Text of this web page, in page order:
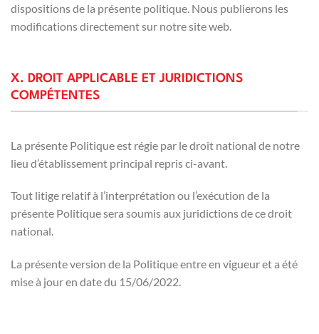
dispositions de la présente politique. Nous publierons les
modifications directement sur notre site web.
X. DROIT APPLICABLE ET JURIDICTIONS
COMPÉTENTES
La présente Politique est régie par le droit national de notre
lieu d’établissement principal repris ci-avant.
Tout litige relatif à l’interprétation ou l’exécution de la
présente Politique sera soumis aux juridictions de ce droit
national.
La présente version de la Politique entre en vigueur et a été
mise à jour en date du 15/06/2022.